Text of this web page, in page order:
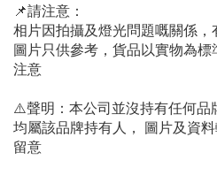
📌請注意：
相片因拍攝及燈光問題嘅關係
圖片只供參考，貨品以實物為
注意
⚠️聲明：本公司並沒持有任何品
均屬該品牌持有人， 圖片及資
留意